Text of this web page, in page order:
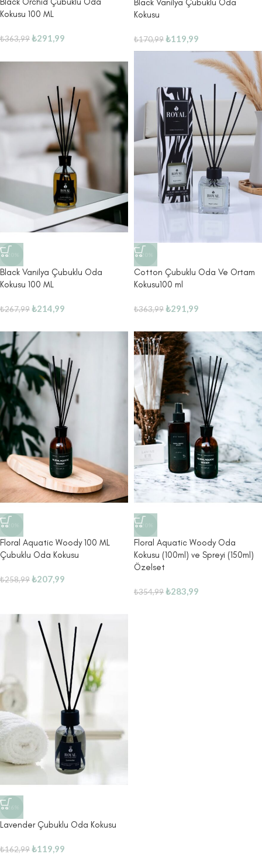
Kokusu 100 ML
₺363,99₺291,99
Black Vanilya Çubuklu Oda
Kokusu
₺170,99₺119,99
-20%
Black Vanilya Çubuklu Oda
Kokusu 100 ML
₺267,99₺214,99
-20%
Cotton Çubuklu Oda Ve Ortam
Kokusu100 ml
₺363,99₺291,99
-20%
Floral Aquatic Woody 100 ML
Çubuklu Oda Kokusu
₺258,99₺207,99
-20%
Floral Aquatic Woody Oda
Kokusu (100ml) ve Spreyi (150ml)
Özelset
₺354,99₺283,99
-26%
Lavender Çubuklu Oda Kokusu
₺162,99₺119,99